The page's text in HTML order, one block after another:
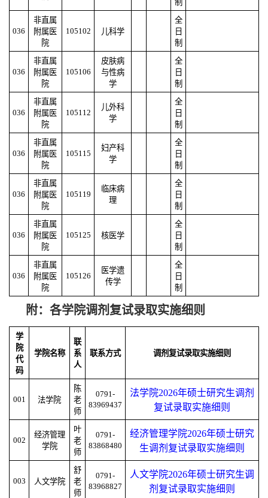
制
036
非直属
附属医
院
105102 儿科学
全
日
制
036
非直属
附属医
院
105106
皮肤病
与性病
学
全
日
制
036
非直属
附属医
院
105112
儿外科
学
全
日
制
036
非直属
附属医
院
105115
妇产科
学
全
日
制
036
非直属
附属医
院
105119
临床病
理
全
日
制
036
非直属
附属医
院
105125 核医学
全
日
制
036
非直属
附属医
院
105126
医学遗
传学
全
日
制
附：各学院调剂复试录取实施细则
学
院
代
码
学院名称
联
系
人
联系方式 调剂复试录取实施细则
001 法学院
陈
老
师
0791-
83969437
法学院2026年硕士研究生调剂
复试录取实施细则
002
经济管理
学院
叶
老
师
0791-
83868480
经济管理学院2026年硕士研究
生调剂复试录取实施细则
003 人文学院
舒
老
师
0791-
83968827
人文学院2026年硕士研究生调
剂复试录取实施细则